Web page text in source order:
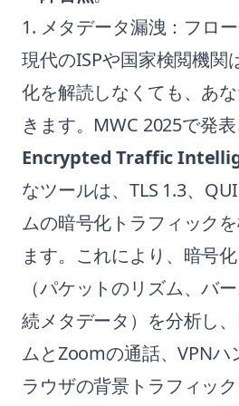
1. メタデータ漏洩：フロ
現代のISPや国家検閲機関
化を解読しなくても、あ
きます。MWC 2025で発
Encrypted Traffic
なツールは、TLS 1.3、
ムの暗号化トラフィック
ます。これにより、暗号
（パケットのリズム、バ
続メタデータ）を分析し
ムとZoomの通話、VPNハ
ラウザの背景トラフィック